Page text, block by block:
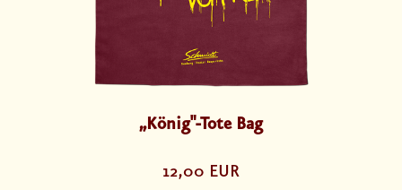
„König"-Tote Bag
12,00 EUR